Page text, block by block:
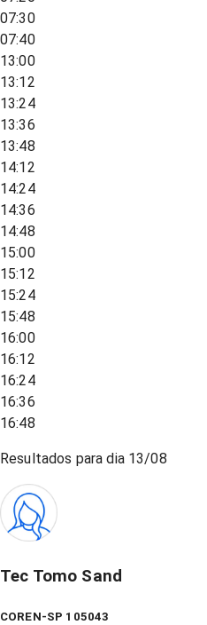
07:30
07:40
13:00
13:12
13:24
13:36
13:48
14:12
14:24
14:36
14:48
15:00
15:12
15:24
15:48
16:00
16:12
16:24
16:36
16:48
Resultados para dia 13/08
Tec Tomo Sand
COREN-SP 105043